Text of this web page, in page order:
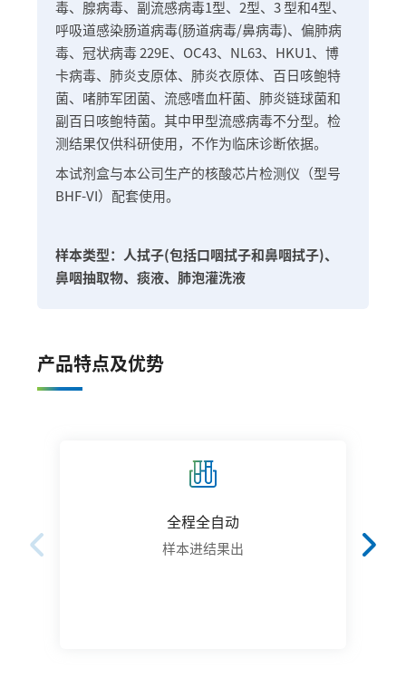
毒、腺病毒、副流感病毒1型、2型、3 型和4型、
呼吸道感染肠道病毒(肠道病毒/鼻病毒)、偏肺病
毒、冠状病毒 229E、OC43、NL63、HKU1、博
卡病毒、肺炎支原体、肺炎衣原体、百日咳鲍特
菌、啫肺军团菌、流感嗜血杆菌、肺炎链球菌和
副百日咳鲍特菌。其中甲型流感病毒不分型。检
测结果仅供科研使用，不作为临床诊断依据。
本试剂盒与本公司生产的核酸芯片检测仪（型号
BHF-VI）配套使用。
样本类型：人拭子(包括口咽拭子和鼻咽拭子)、
鼻咽抽取物、痰液、肺泡灌洗液
产品特点及优势
全程全自动
样本进结果出